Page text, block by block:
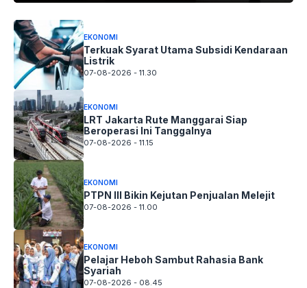
EKONOMI
Terkuak Syarat Utama Subsidi Kendaraan
Listrik
07-08-2026 - 11.30
EKONOMI
LRT Jakarta Rute Manggarai Siap
Beroperasi Ini Tanggalnya
07-08-2026 - 11.15
EKONOMI
PTPN III Bikin Kejutan Penjualan Melejit
07-08-2026 - 11.00
EKONOMI
Pelajar Heboh Sambut Rahasia Bank
Syariah
07-08-2026 - 08.45